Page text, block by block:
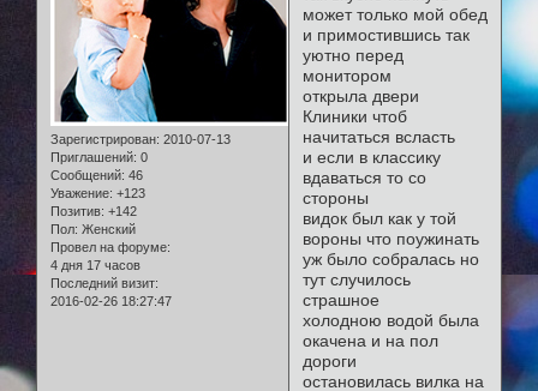
Зарегистрирован: 2010-07-13
Приглашений: 0
Сообщений: 46
Уважение: +123
Позитив: +142
Пол: Женский
Провел на форуме:
4 дня 17 часов
Последний визит:
2016-02-26 18:27:47
может только мой обед
и примостившись так
уютно перед
монитором
открыла двери
Клиники чтоб
начитаться всласть
и если в классику
вдаваться то со
стороны
видок был как у той
вороны что поужинать
уж было собралась но
тут случилось
страшное
холодною водой была
окачена и на пол
дороги
остановилась вилка на